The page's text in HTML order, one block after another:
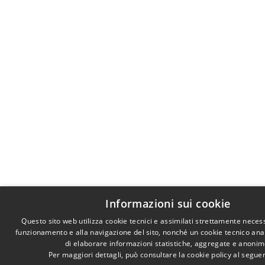
Informazioni sui cookie
Questo sito web utilizza cookie tecnici e assimilati strettamente
funzionamento e alla navigazione del sito, nonché un cookie tecnico
di elaborare informazioni statistiche, aggregate e
Per maggiori dettagli, può consultare la cookie policy al